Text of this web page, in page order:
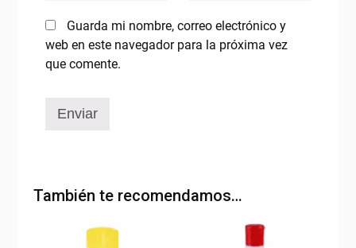
Guarda mi nombre, correo electrónico y
web en este navegador para la próxima vez
que comente.
También te recomendamos…